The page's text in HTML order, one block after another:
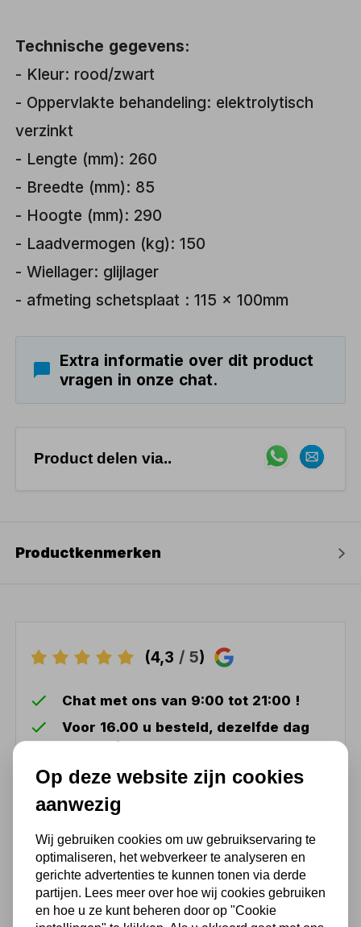
Technische gegevens:
- Kleur: rood/zwart
- Oppervlakte behandeling: elektrolytisch
verzinkt
- Lengte (mm): 260
- Breedte (mm): 85
- Hoogte (mm): 290
- Laadvermogen (kg): 150
- Wiellager: glijlager
- afmeting schetsplaat : 115 x 100mm
Extra informatie over dit product
vragen in onze chat.
Product delen via..
Productkenmerken
(4,3 / 5)
Chat met ons van 9:00 tot 21:00 !
Voor 16.00 u besteld, dezelfde dag
verzonden
(Technische) Vragen ? Bel ons +31
1.500 m2 winkel in Rijssen !
Twents familiebedrijf sinds 1992 !
Op deze website zijn cookies
aanwezig
Wij gebruiken cookies om uw gebruikservaring te
optimaliseren, het webverkeer te analyseren en
gerichte advertenties te kunnen tonen via derde
partijen. Lees meer over hoe wij cookies gebruiken
en hoe u ze kunt beheren door op "Cookie